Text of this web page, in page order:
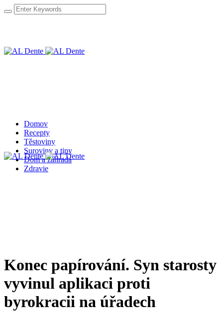
Domov
Recepty
Těstoviny
Suroviny a tipy
Dom a záhrada
Zdravie
Konec papírování. Syn starosty
vyvinul aplikaci proti
byrokracii na úřadech